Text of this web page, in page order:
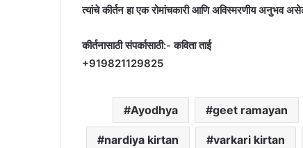
त्यांचे कीर्तन हा एक रोमांचकारी आणि अविस्मरणीय अनुभव
कीर्तनासाठी संपर्कासाठी:- कविता ताई
+919821129825
Ayodhya geet ramayan
nardiya kirtan varkari kirtan